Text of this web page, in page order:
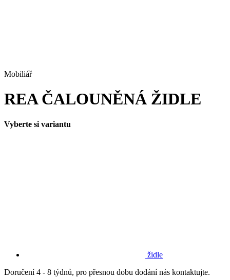
Mobiliář
REA ČALOUNĚNÁ ŽIDLE
Vyberte si variantu
židle
Doručení 4 - 8 týdnů, pro přesnou dobu dodání nás kontaktujte.